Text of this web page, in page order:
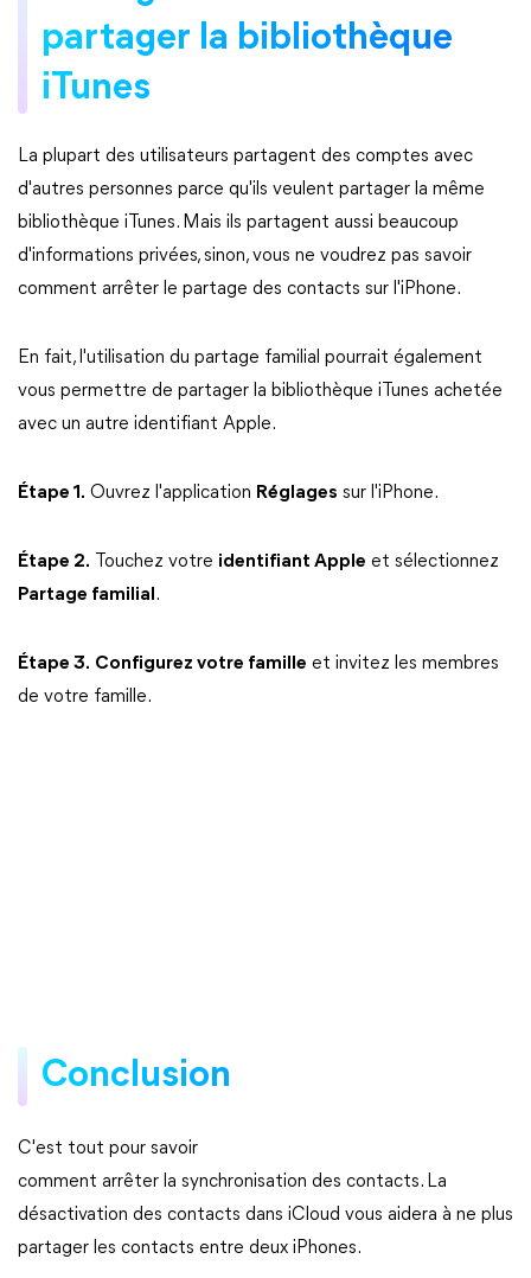
partager la bibliothèque
iTunes
La plupart des utilisateurs partagent des comptes avec
d'autres personnes parce qu'ils veulent partager la même
bibliothèque iTunes. Mais ils partagent aussi beaucoup
d'informations privées, sinon, vous ne voudrez pas savoir
comment arrêter le partage des contacts sur l'iPhone.
En fait, l'utilisation du partage familial pourrait également
vous permettre de partager la bibliothèque iTunes achetée
avec un autre identifiant Apple.
Étape 1. Ouvrez l'application Réglages sur l'iPhone.
Étape 2. Touchez votre identifiant Apple et sélectionnez
Partage familial .
Étape 3. Configurez votre famille et invitez les membres
de votre famille.
Conclusion
C'est tout pour savoir
comment arrêter la synchronisation des contacts. La
désactivation des contacts dans iCloud vous aidera à ne plus
partager les contacts entre deux iPhones.